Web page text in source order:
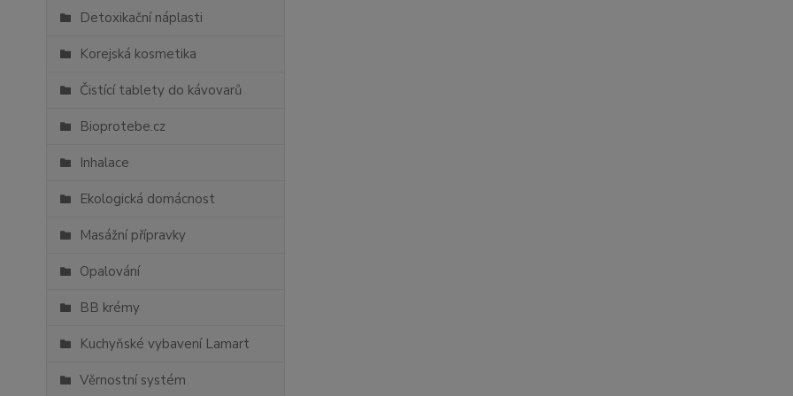
Detoxikační náplasti
Korejská kosmetika
Čistící tablety do kávovarů
Bioprotebe.cz
Inhalace
Ekologická domácnost
Masážní přípravky
Opalování
BB krémy
Kuchyňské vybavení Lamart
Věrnostní systém